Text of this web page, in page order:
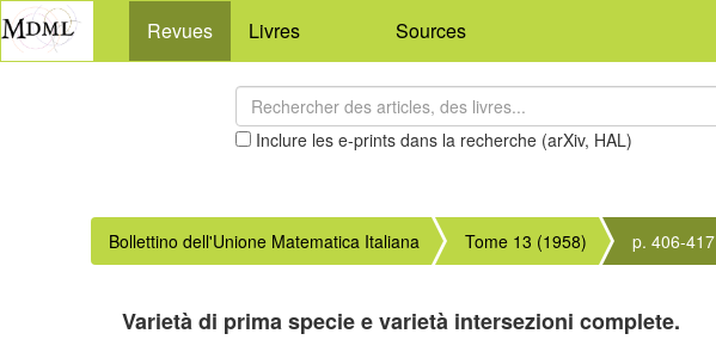
Revues Livres Sources
Inclure les e-prints dans la recherche (arXiv, HAL)
Bollettino dell'Unione Matematica Italiana Tome 13 (1958) p. 406-417
Varietà di prima specie e varietà intersezioni complete.